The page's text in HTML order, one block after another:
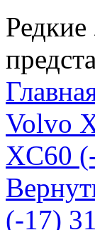
Редкие
Volvo
XC60
(-17)